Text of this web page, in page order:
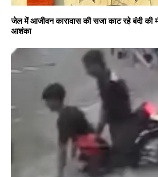
जेल में आजीवन कारावास की सजा काट रहे बंदी की
आशंका